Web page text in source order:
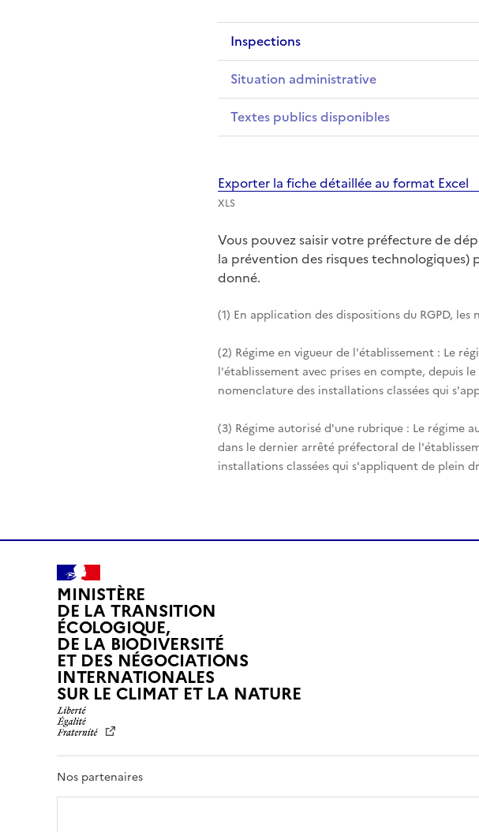
Inspections
Situation administrative
Textes publics disponibles
Exporter la fiche détaillée au format Excel
XLS
Vous pouvez saisir votre préfecture de
la prévention des risques
donné.
(1) En application des dispositions du RGPD,
(2) Régime en vigueur de l'établissement : Le
l'établissement avec prises en compte, depuis
nomenclature des installations classées qui
(3) Régime autorisé d'une rubrique : Le régime
dans le dernier arrêté préfectoral de
installations classées qui s'appliquent de plein
MINISTÈRE
DE LA TRANSITION
ÉCOLOGIQUE,
DE LA BIODIVERSITÉ
ET DES NÉGOCIATIONS
INTERNATIONALES
SUR LE CLIMAT ET LA NATUREL
R
É
Nos partenaires